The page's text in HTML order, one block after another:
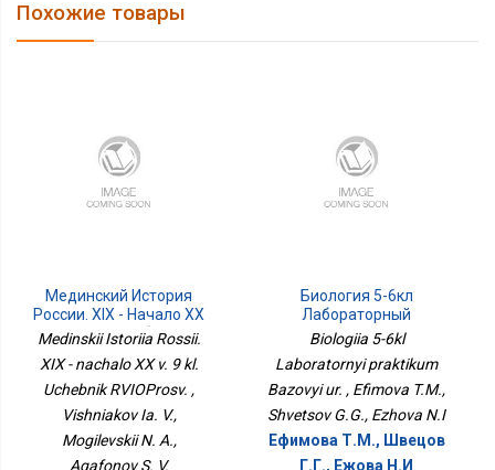
Похожие товары
Мединский История
России. XIX - Начало XX
В. 9 Кл. Учебник
Medinskii Istoriia Rossii.
XIX - nachalo XX v. 9 kl.
Uchebnik RVIOProsv. ,
Vishniakov Ia. V.,
Mogilevskii N. A.,
Agafonov S. V.
Биология 5-6кл
Лабораторный
Практикум Базовый Ур.
Biologiia 5-6kl
Laboratornyi praktikum
Bazovyi ur. , Efimova T.M.,
Shvetsov G.G., Ezhova N.I
Ефимова Т.М., Швецов
Г.Г., Ежова Н.И